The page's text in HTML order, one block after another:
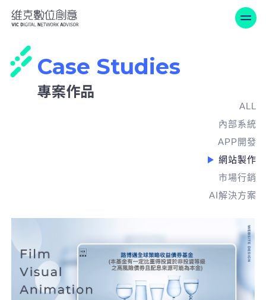
維克數位創意-專案作品
Case Studies
專案作品
ALL
內部系統
APP開發
網站製作
市場行銷
AI解決方案